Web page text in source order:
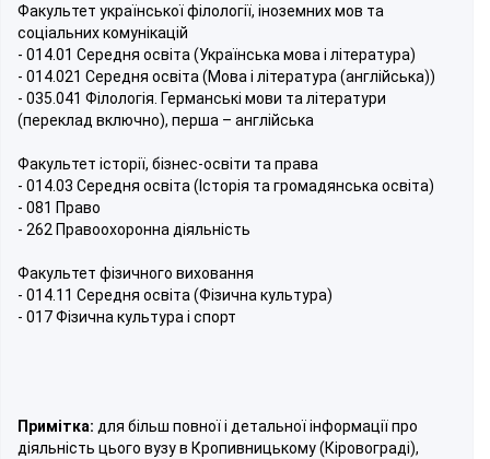
Факультет української філології, іноземних мов та
соціальних комунікацій
- 014.01 Середня освіта (Українська мова і література)
- 014.021 Середня освіта (Мова і література (англійська))
- 035.041 Філологія. Германські мови та літератури
(переклад включно), перша – англійська
Факультет історії, бізнес-освіти та права
- 014.03 Середня освіта (Історія та громадянська освіта)
- 081 Право
- 262 Правоохоронна діяльність
Факультет фізичного виховання
- 014.11 Середня освіта (Фізична культура)
- 017 Фізична культура і спорт
Примітка: для більш повної і детальної інформації про
діяльність цього вузу в Кропивницькому (Кіровограді),